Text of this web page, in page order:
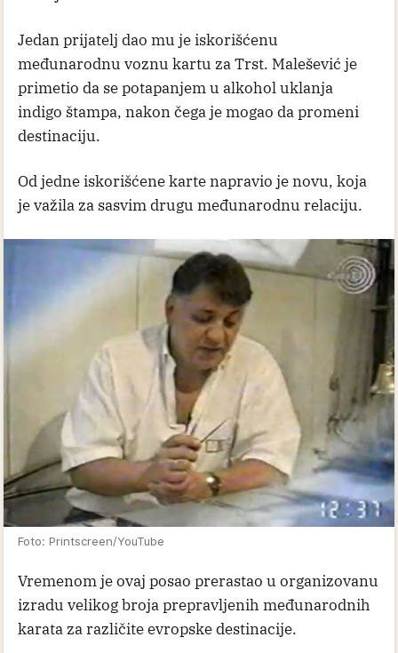
Jedan prijatelj dao mu je iskorišćenu
međunarodnu voznu kartu za Trst. Malešević je
primetio da se potapanjem u alkohol uklanja
indigo štampa, nakon čega je mogao da promeni
destinaciju.
Od jedne iskorišćene karte napravio je novu, koja
je važila za sasvim drugu međunarodnu relaciju.
Foto: Printscreen/YouTube
Vremenom je ovaj posao prerastao u organizovanu
izradu velikog broja prepravljenih međunarodnih
karata za različite evropske destinacije.